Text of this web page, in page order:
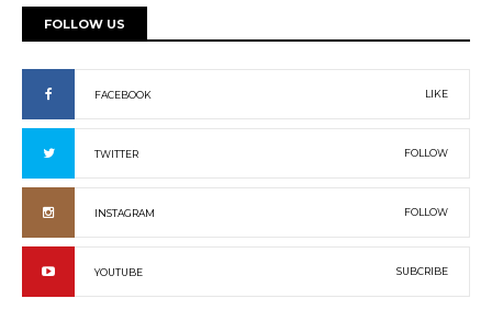
FOLLOW US
FACEBOOK LIKE
TWITTER FOLLOW
INSTAGRAM FOLLOW
YOUTUBE SUBCRIBE